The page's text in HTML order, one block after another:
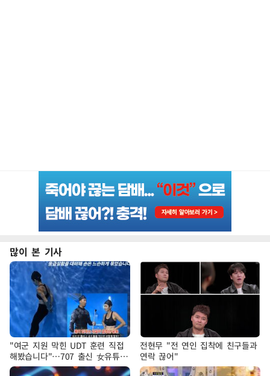
많이 본 기사
"여군 지원 막힌 UDT 훈련 직접
해봤습니다"…707 출신 女유튜버
'완벽 소화'
전현무 "전 연인 집착에 친구들과
연락 끊어"